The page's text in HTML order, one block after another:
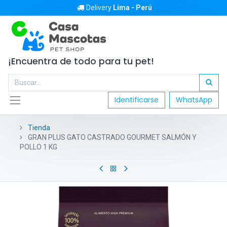
Delivery Lima - Perú
¡Encuentra de todo para tu pet!
Identificarse WhatsApp
Tienda
GRAN PLUS GATO CASTRADO GOURMET SALMÓN Y
POLLO 1 KG